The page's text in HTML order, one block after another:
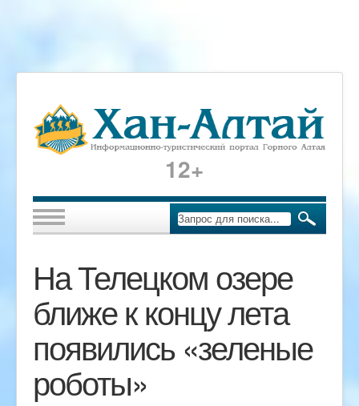
12+
На Телецком озере
ближе к концу лета
появились «зеленые
роботы»